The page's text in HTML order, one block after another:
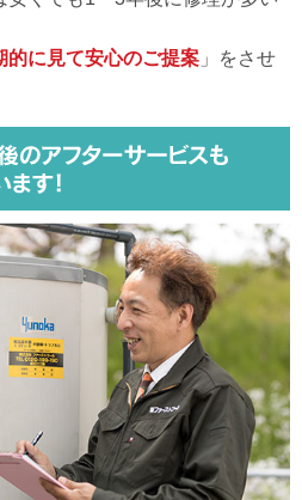
的に見て安心のご提案 」をさせ